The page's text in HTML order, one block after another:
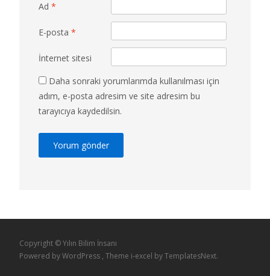
Ad *
E-posta *
İnternet sitesi
Daha sonraki yorumlarımda kullanılması için
adım, e-posta adresim ve site adresim bu
tarayıcıya kaydedilsin.
Copyright © Yılın Bilim İnsanı
Powered by WordPress , Theme i-excel by TemplatesNext.